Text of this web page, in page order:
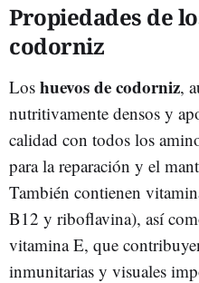
Propiedades de
codorniz
Los huevos de codorniz,
nutritivamente densos y
calidad con todos los
para la reparación y el
También contienen
B12 y riboflavina), así
vitamina E, que
inmunitarias y visuales